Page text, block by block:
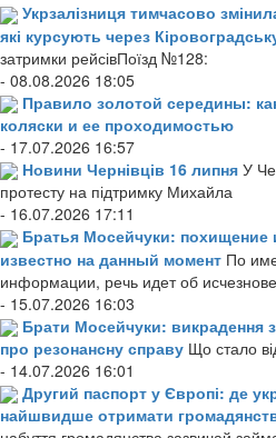
Укрзалізниця тимчасово
які курсують через
затримки рейсівПоїзд №128:
- 08.08.2026 18:05
Правило золотой середины:
коляски и ее проходимостью
- 17.07.2026 16:57
Новини Чернівців 16 липня У
протесту на підтримку Михайла
- 16.07.2026 17:11
Братья Мосейчуки: похищение
известно на данный момент По
информации, речь идет об
- 15.07.2026 16:03
Брати Мосейчуки: викрадення
про резонансну справу Що стало
- 14.07.2026 16:01
Другий паспорт у Європі: де
найшвидше отримати